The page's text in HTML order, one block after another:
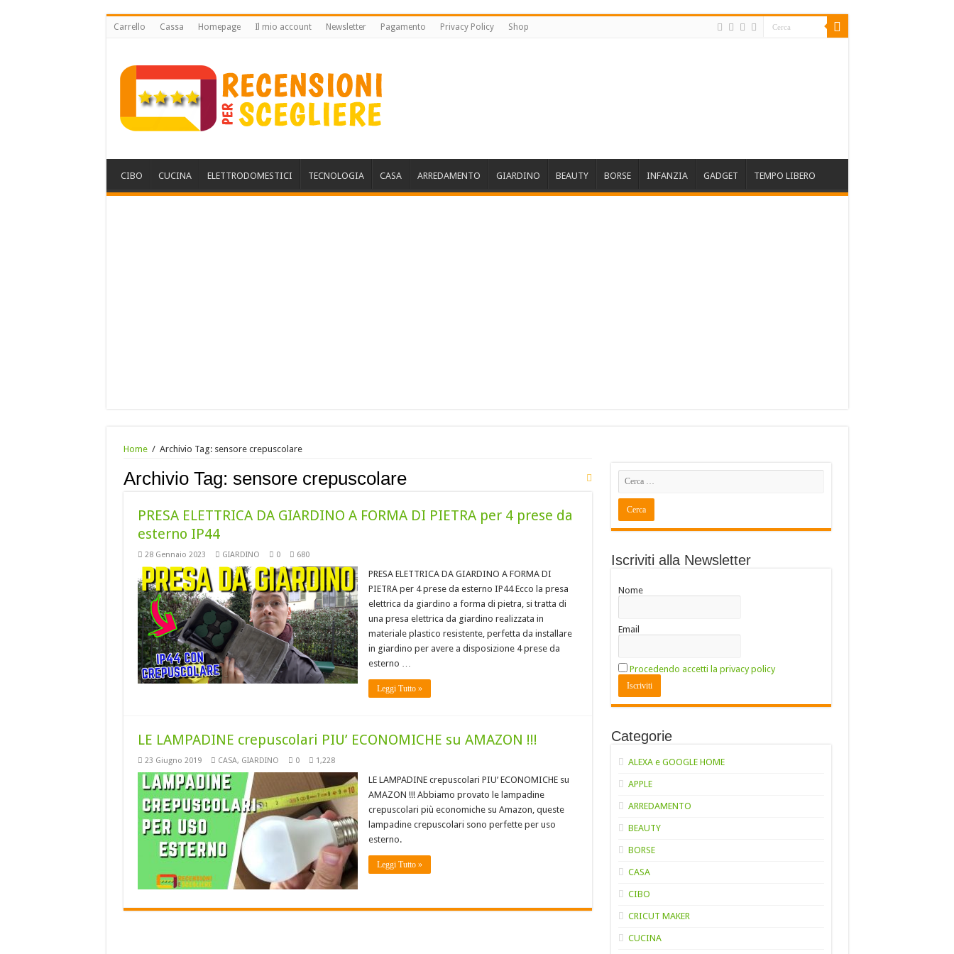
Carrello Cassa Homepage Il mio account Newsletter Pagamento Privacy Policy Shop
CIBO CUCINA ELETTRODOMESTICI TECNOLOGIA CASA ARREDAMENTO GIARDINO BEAUTY BORSE INFANZIA GADGET TEMPO LIBERO
Home / Archivio Tag: sensore crepuscolare
Archivio Tag: sensore crepuscolare
PRESA ELETTRICA DA GIARDINO A FORMA DI PIETRA per 4 prese da
esterno IP44
28 Gennaio 2023 GIARDINO 0 680
PRESA ELETTRICA DA GIARDINO A FORMA DI
PIETRA per 4 prese da esterno IP44 Ecco la presa
elettrica da giardino a forma di pietra, si tratta di
una presa elettrica da giardino realizzata in
materiale plastico resistente, perfetta da installare
in giardino per avere a disposizione 4 prese da
esterno …
Leggi Tutto »
LE LAMPADINE crepuscolari PIU’ ECONOMICHE su AMAZON !!!
23 Giugno 2019 CASA, GIARDINO 0 1,228
LE LAMPADINE crepuscolari PIU’ ECONOMICHE su
AMAZON !!! Abbiamo provato le lampadine
crepuscolari più economiche su Amazon, queste
lampadine crepuscolari sono perfette per uso
esterno.
Leggi Tutto »
Iscriviti alla Newsletter
Nome
Email
Procedendo accetti la privacy policy
Categorie
ALEXA e GOOGLE HOME
APPLE
ARREDAMENTO
BEAUTY
BORSE
CASA
CIBO
CRICUT MAKER
CUCINA